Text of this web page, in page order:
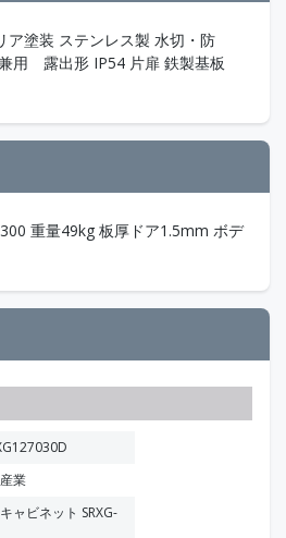
ア塗装 ステンレス製 水切・防
用 露出形 IP54 片扉 鉄製基板
重量49kg 板厚ドア1.5mm ボデ
業
ャビネット SRXG-